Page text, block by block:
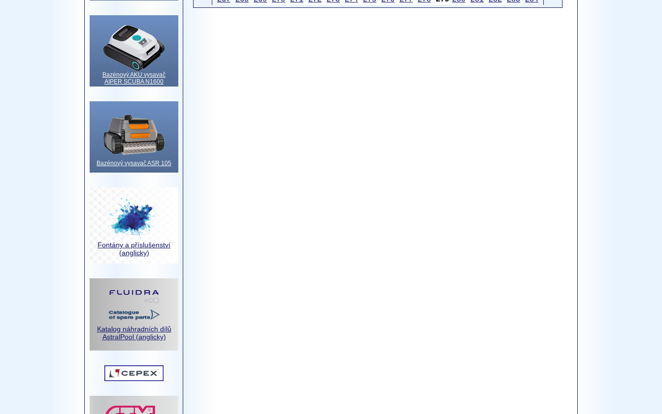
Bazénový AKU vysavač
AIPER SCUBA N1600
Bazénový vysavač ASR 105
Fontány a příslušenství
(anglicky)
Katalog náhradních dílů
AstralPool (anglicky)